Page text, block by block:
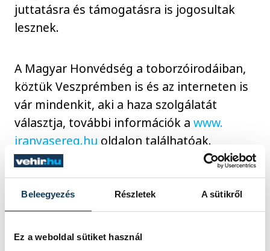
Beleegyezés Részletek A sütikről
Ez a weboldal sütiket használ
juttatásra és támogatásra is jogosultak
lesznek.
A Magyar Honvédség a toborzóirodáiban,
köztük Veszprémben is és az interneten is
vár mindenkit, aki a haza szolgálatát
választja, további információk awww.
iranyasereg.hu oldalon találhatóak.
közélet
Magyar Honvédség